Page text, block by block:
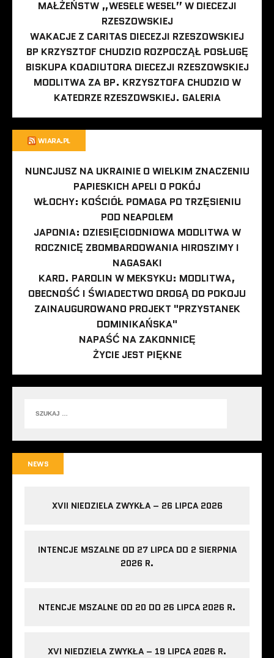
MAŁŻEŃSTW „WESELE WESEL” W DIECEZJI
RZESZOWSKIEJ
WAKACJE Z CARITAS DIECEZJI RZESZOWSKIEJ
BP KRZYSZTOF CHUDZIO ROZPOCZĄŁ POSŁUGĘ
BISKUPA KOADIUTORA DIECEZJI RZESZOWSKIEJ
MODLITWA ZA BP. KRZYSZTOFA CHUDZIO W
KATEDRZE RZESZOWSKIEJ. GALERIA
WIARA.PL
NUNCJUSZ NA UKRAINIE O WIELKIM ZNACZENIU
PAPIESKICH APELI O POKÓJ
WŁOCHY: KOŚCIÓŁ POMAGA PO TRZĘSIENIU
POD NEAPOLEM
JAPONIA: DZIESIĘCIODNIOWA MODLITWA W
ROCZNICĘ ZBOMBARDOWANIA HIROSZIMY I
NAGASAKI
KARD. PAROLIN W MEKSYKU: MODLITWA,
OBECNOŚĆ I ŚWIADECTWO DROGĄ DO POKOJU
ZAINAUGUROWANO PROJEKT "PRZYSTANEK
DOMINIKAŃSKA"
NAPAŚĆ NA ZAKONNICĘ
ŻYCIE JEST PIĘKNE
NEWS
XVII NIEDZIELA ZWYKŁA – 26 LIPCA 2026
INTENCJE MSZALNE OD 27 LIPCA DO 2 SIERPNIA
2026 R.
NTENCJE MSZALNE OD 20 DO 26 LIPCA 2026 R.
XVI NIEDZIELA ZWYKŁA – 19 LIPCA 2026 R.